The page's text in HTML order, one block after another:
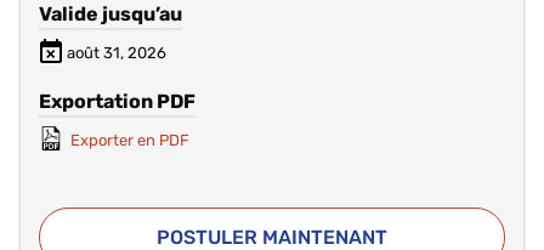
Valide jusqu’au
août 31, 2026
Exportation PDF
Exporter en PDF
POSTULER MAINTENANT